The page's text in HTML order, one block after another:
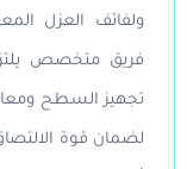
ولفائف العزل
فريق متخصص
تجهيز السطح
لضمان قوة